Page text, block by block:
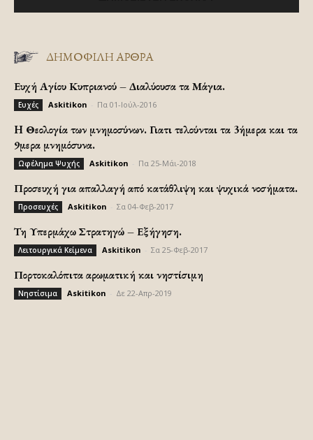
ΔΗΜΟΦΙΛΗ ΑΡΘΡΑ
Ευχή Αγίου Κυπριανού – Διαλύουσα τα Μάγια.
Ευχές Askitikon Πα 01-Ιούλ-2016
H Θεολογία των μνημοσύνων. Γιατι τελούνται τα 3ήμερα και τα
9μερα μνημόσυνα.
Ωφέλημα Ψυχής Askitikon Πα 25-Μάι-2018
Προσευχή για απαλλαγή από κατάθλιψη και ψυχικά νοσήματα.
Προσευχές Askitikon Σα 04-Φεβ-2017
Τη Υπερμάχω Στρατηγώ – Εξήγηση.
Λειτουργικά Κείμενα Askitikon Σα 25-Φεβ-2017
Πορτοκαλόπιτα αρωματική και νηστίσιμη
Νηστίσιμα Askitikon Δε 22-Απρ-2019